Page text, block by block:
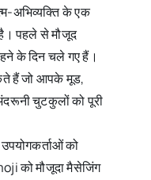
अभिव्यक्ति के एक
पहले से मौजूद
के दिन चले गए हैं।
हैं जो आपके मूड,
चुटकुलों को पूरी
को
को मौजूदा मैसेजिंग